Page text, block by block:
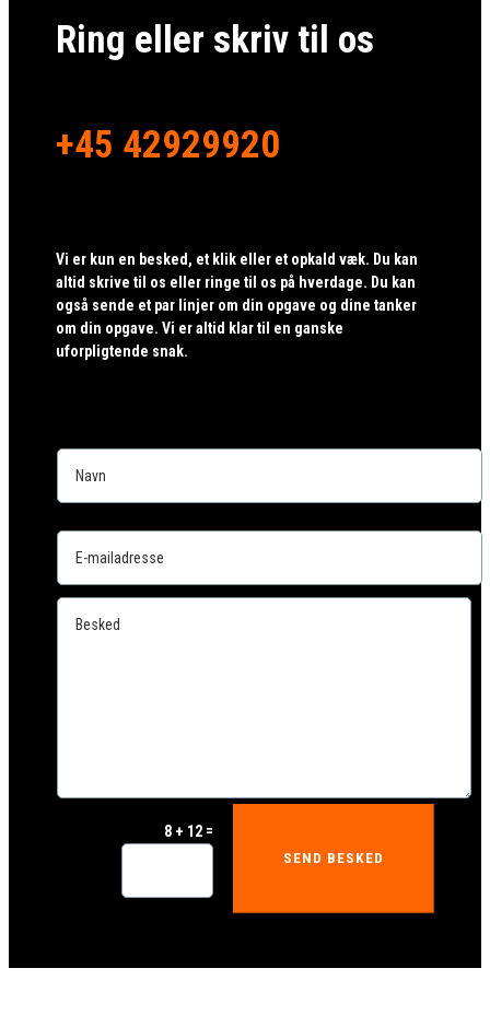
Ring eller skriv til os
+45 42929920
Vi er kun en besked, et klik eller et opkald væk. Du kan
altid skrive til os eller ringe til os på hverdage. Du kan
også sende et par linjer om din opgave og dine tanker
om din opgave. Vi er altid klar til en ganske
uforpligtende snak.
8 + 12=
SEND BESKED